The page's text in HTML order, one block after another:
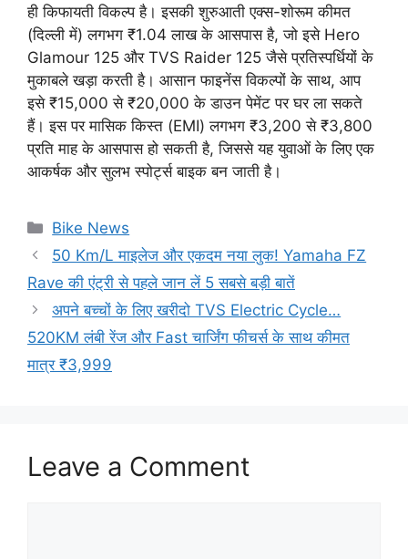
ही किफायती विकल्प है। इसकी शुरुआती एक्स-शोरूम कीमत
(दिल्ली में) लगभग ₹1.04 लाख के आसपास है, जो इसे Hero
Glamour 125 और TVS Raider 125 जैसे प्रतिस्पर्धियों के
मुकाबले खड़ा करती है। आसान फाइनेंस विकल्पों के साथ, आप
इसे ₹15,000 से ₹20,000 के डाउन पेमेंट पर घर ला सकते
हैं। इस पर मासिक किस्त (EMI) लगभग ₹3,200 से ₹3,800
प्रति माह के आसपास हो सकती है, जिससे यह युवाओं के लिए एक
आकर्षक और सुलभ स्पोर्ट्स बाइक बन जाती है।
Categories
Bike News
50 Km/L माइलेज और एकदम नया लुक! Yamaha FZ
Rave की एंट्री से पहले जान लें 5 सबसे बड़ी बातें
अपने बच्चों के लिए खरीदो TVS Electric Cycle…
520KM लंबी रेंज और Fast चार्जिंग फीचर्स के साथ कीमत
मात्र ₹3,999
Leave a Comment